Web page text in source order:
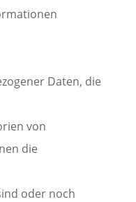
Daten, die
von
die
oder noch